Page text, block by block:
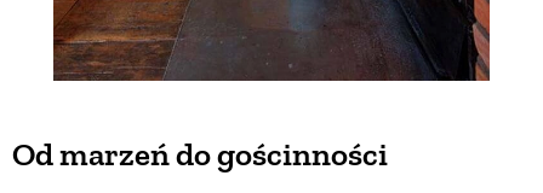
Od marzeń do gościnności